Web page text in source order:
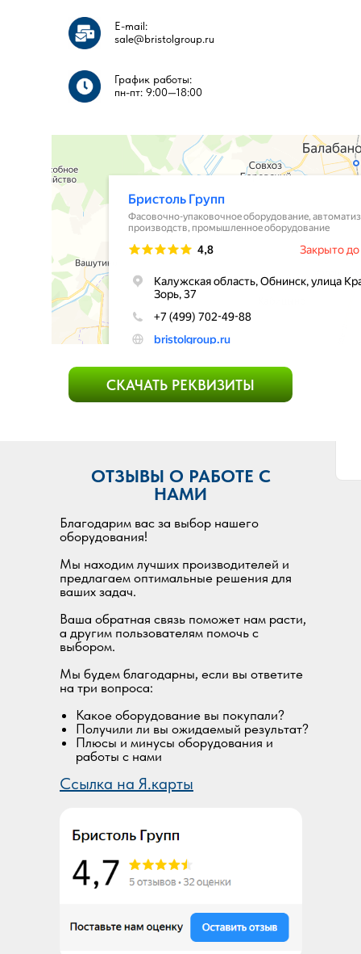
E-mail:
sale@bristolgroup.ru
График работы:
пн-пт: 9:00—18:00​​
СКАЧАТЬ РЕКВИЗИТЫ
Благодарим вас за выбор нашего
оборудования!
Мы находим лучших производителей и
предлагаем оптимальные решения для
ваших задач.
Ваша обратная связь поможет нам расти,
а другим пользователям помочь с
выбором.
Мы будем благодарны, если вы ответите
на три вопроса:
Какое оборудование вы покупали?
Получили ли вы ожидаемый результат?
Плюсы и минусы оборудования и
работы с нами
Ссылка на Я.карты
ОТЗЫВЫ О РАБОТЕ С
НАМИ